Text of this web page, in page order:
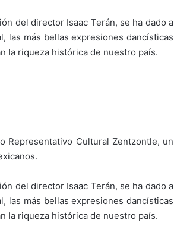
del director Isaac Terán, se ha dado a
las más bellas expresiones dancísticas
la riqueza histórica de nuestro país.
Representativo Cultural Zentzontle, un
del director Isaac Terán, se ha dado a
las más bellas expresiones dancísticas
la riqueza histórica de nuestro país.